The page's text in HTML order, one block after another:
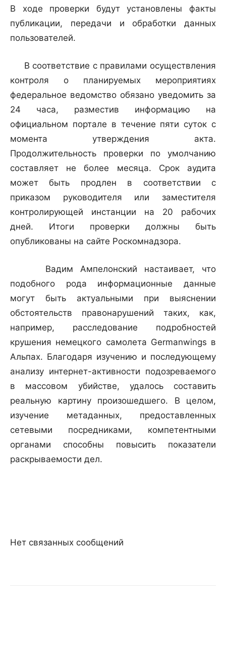
В ходе проверки будут установлены факты
публикации, передачи и обработки данных
пользователей.
В соответствие с правилами осуществления
контроля о планируемых мероприятиях
федеральное ведомство обязано уведомить за
24 часа, разместив информацию на
официальном портале в течение пяти суток с
момента утверждения акта.
Продолжительность проверки по умолчанию
составляет не более месяца. Срок аудита
может быть продлен в соответствии с
приказом руководителя или заместителя
контролирующей инстанции на 20 рабочих
дней. Итоги проверки должны быть
опубликованы на сайте Роскомнадзора.
Вадим Ампелонский настаивает, что
подобного рода информационные данные
могут быть актуальными при выяснении
обстоятельств правонарушений таких, как,
например, расследование подробностей
крушения немецкого самолета Germanwings в
Альпах. Благодаря изучению и последующему
анализу интернет-активности подозреваемого
в массовом убийстве, удалось составить
реальную картину произошедшего. В целом,
изучение метаданных, предоставленных
сетевыми посредниками, компетентными
органами способны повысить показатели
раскрываемости дел.
Нет связанных сообщений